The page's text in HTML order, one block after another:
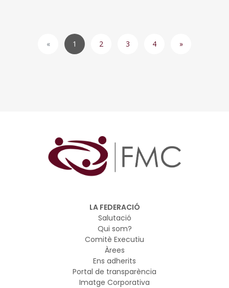
entre altres, les entitats locals, per formalitzar
contractes laborals temporals amb artistes
1
LA FEDERACIÓ
Salutació
Qui som?
Comitè Executiu
Àrees
Ens adherits
Portal de transparència
Imatge Corporativa